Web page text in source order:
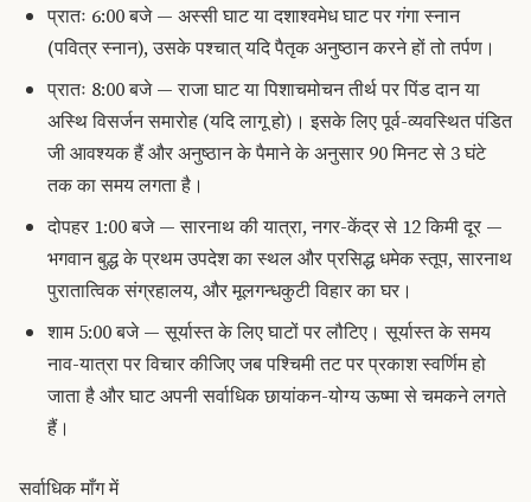
प्रातः 6:00 बजे — अस्सी घाट या दशाश्वमेध घाट पर गंगा स्नान
(पवित्र स्नान), उसके पश्चात् यदि पैतृक अनुष्ठान करने हों तो तर्पण।
प्रातः 8:00 बजे — राजा घाट या पिशाचमोचन तीर्थ पर पिंड दान या
अस्थि विसर्जन समारोह (यदि लागू हो)। इसके लिए पूर्व-व्यवस्थित पंडित
जी आवश्यक हैं और अनुष्ठान के पैमाने के अनुसार 90 मिनट से 3 घंटे
तक का समय लगता है।
दोपहर 1:00 बजे — सारनाथ की यात्रा, नगर-केंद्र से 12 किमी दूर —
भगवान बुद्ध के प्रथम उपदेश का स्थल और प्रसिद्ध धमेक स्तूप, सारनाथ
पुरातात्विक संग्रहालय, और मूलगन्धकुटी विहार का घर।
शाम 5:00 बजे — सूर्यास्त के लिए घाटों पर लौटिए। सूर्यास्त के समय
नाव-यात्रा पर विचार कीजिए जब पश्चिमी तट पर प्रकाश स्वर्णिम हो
जाता है और घाट अपनी सर्वाधिक छायांकन-योग्य ऊष्मा से चमकने लगते
हैं।
सर्वाधिक माँग में